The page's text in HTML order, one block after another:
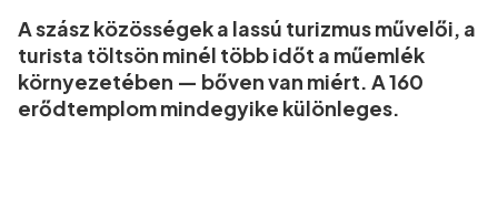
A szász közösségek a lassú turizmus művelői, a
turista töltsön minél több időt a műemlék
környezetében — bőven van miért. A 160
erődtemplom mindegyike különleges.